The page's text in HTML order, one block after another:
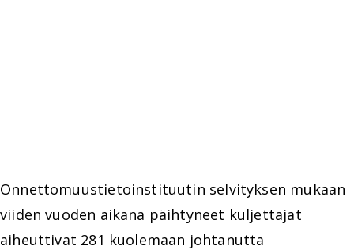
Onnettomuustietoinstituutin selvityksen mukaan
viiden vuoden aikana päihtyneet kuljettajat
aiheuttivat 281 kuolemaan johtanutta